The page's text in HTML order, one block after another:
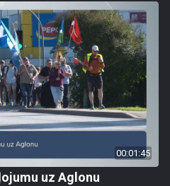
00:01:45
uz Aglonu